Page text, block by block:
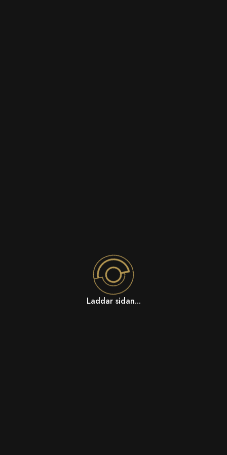
Laddar sidan...